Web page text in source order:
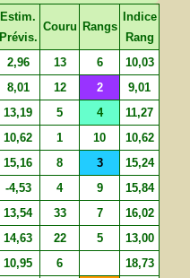
Estim.
Prévis.
Couru Rangs
Indice
Rang
2,96 13 6 10,03
8,01 12 2 9,01
13,19 5 4 11,27
10,62 1 10 10,62
15,16 8 3 15,24
-4,53 4 9 15,84
13,54 33 7 16,02
14,63 22 5 13,00
10,95 6 18,73